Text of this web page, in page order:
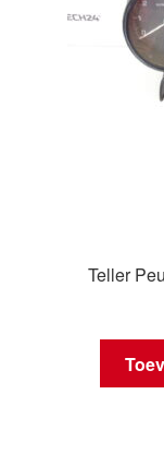
Teller